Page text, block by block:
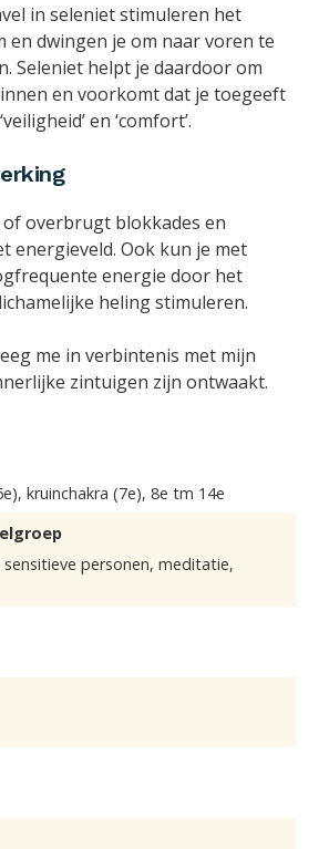
in seleniet stimuleren het
en dwingen je om naar voren te
Seleniet helpt je daardoor om
en voorkomt dat je toegeeft
en ‘comfort’.
overbrugt blokkades en
energieveld. Ook kun je met
energie door het
heling stimuleren.
me in verbintenis met mijn
zintuigen zijn ontwaakt.
kruinchakra (7e), 8e tm 14e
personen, meditatie,